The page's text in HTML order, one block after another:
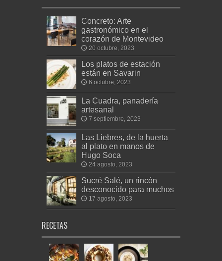
Concreto: Arte
gastronómico en el
corazón de Montevideo
20 octubre, 2023
Los platos de estación
están en Savarin
6 octubre, 2023
La Cuadra, panadería
artesanal
7 septiembre, 2023
Las Liebres, de la huerta
al plato en manos de
Hugo Soca
24 agosto, 2023
Sucré Salé, un rincón
desconocido para muchos
17 agosto, 2023
RECETAS